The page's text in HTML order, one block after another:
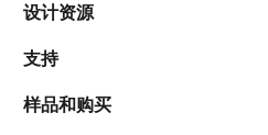
设计资源
支持
样品和购买
国家/地区